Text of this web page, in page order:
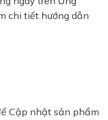
chi tiết hướng dẫn
Cập nhật sản phẩm